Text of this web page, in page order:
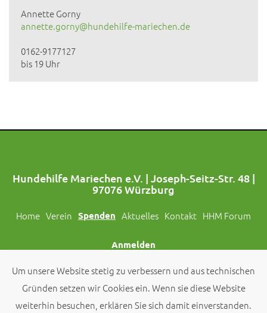
Annette Gorny
annette.gorny@hundehilfe-mariechen.de
0162-9177127
bis 19 Uhr
Hundehilfe Mariechen e.V. | Joseph-Seitz-Str. 48 |
97076 Würzburg
Home Verein Spenden Aktuelles Kontakt HHM Forum
Anmelden
Folgt uns auch auf Social Media!
Um unsere Website stetig zu verbessern und aus technischen
Gründen setzen wir Cookies ein. Wenn sie diese Website
weiterhin besuchen, erklären Sie sich damit einverstanden.